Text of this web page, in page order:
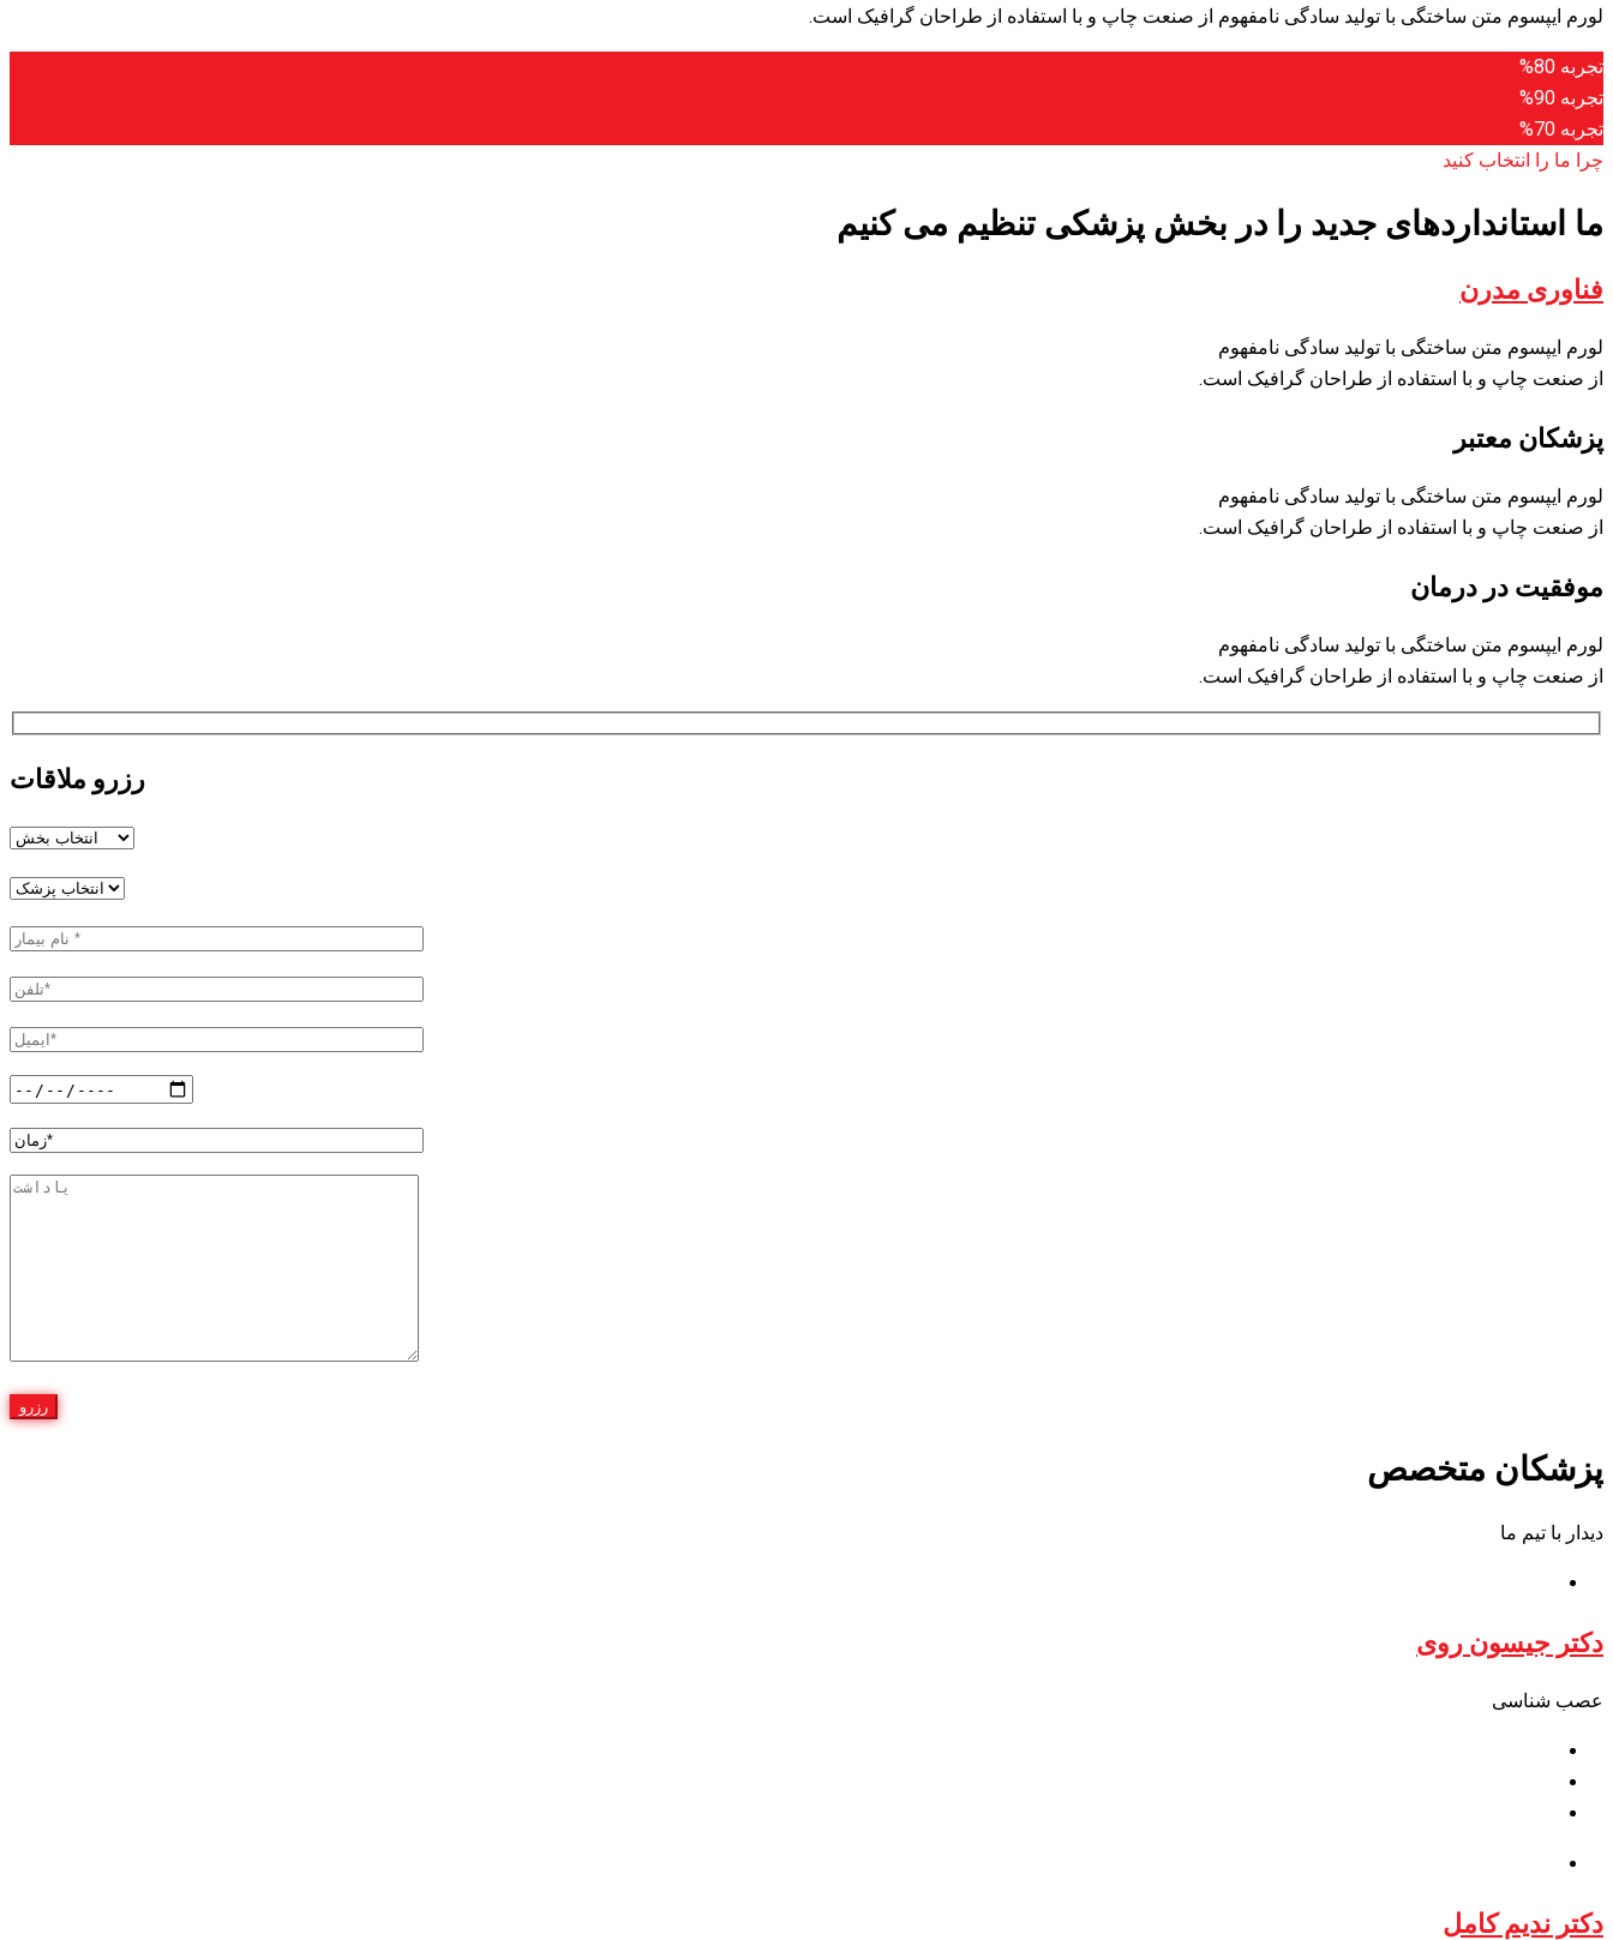
لورم ایپسوم متن ساختگی با تولید سادگی نامفهوم از صنعت چاپ و با استفاده از طراحان گرافیک است.
تجربه 80%
تجربه 90%
تجربه 70%
چرا ما را انتخاب کنید
ما استانداردهای جدید را در بخش پزشکی تنظیم می کنیم
فناوری مدرن
لورم ایپسوم متن ساختگی با تولید سادگی نامفهوم
از صنعت چاپ و با استفاده از طراحان گرافیک است.
پزشکان معتبر
لورم ایپسوم متن ساختگی با تولید سادگی نامفهوم
از صنعت چاپ و با استفاده از طراحان گرافیک است.
موفقیت در درمان
لورم ایپسوم متن ساختگی با تولید سادگی نامفهوم
از صنعت چاپ و با استفاده از طراحان گرافیک است.
رزرو ملاقات
پزشکان متخصص
دیدار با تیم ما
دکتر جیسون روی
عصب شناسی
دکتر ندیم کامل